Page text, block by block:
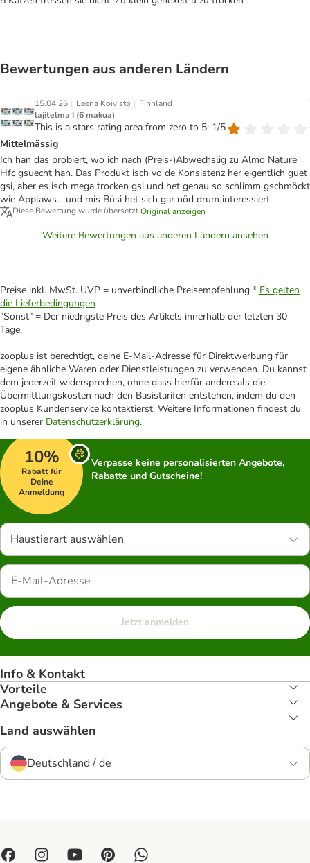
Bewertungen aus anderen Ländern
15.04.26 | Leena Koivisto | Finnland
lajitelma I (6 makua)
This is a stars rating area from zero to 5: 1/5
Mittelmässig
Ich han das probiert, wo ich nach (Preis-)Abwechslig zu Almo Nature
Hfc gsuecht han. Das Produkt isch vo de Konsistenz her eigentlich guet
gsi, aber es isch mega trocken gsi und het genau so schlimm gschmöckt
wie Applaws... und mis Büsi het sich gar nöd drum interessiert.
Diese Bewertung wurde übersetzt.Original anzeigen
Weitere Bewertungen aus anderen Ländern ansehen
Preise inkl. MwSt. UVP = unverbindliche Preisempfehlung * Es gelten
die Lieferbedingungen
"Sonst" = Der niedrigste Preis des Artikels innerhalb der letzten 30
Tage.
zooplus ist berechtigt, deine E-Mail-Adresse für Direktwerbung für
eigene ähnliche Waren oder Dienstleistungen zu verwenden. Du kannst
dem jederzeit widersprechen, ohne dass hierfür andere als die
Übermittlungskosten nach den Basistarifen entstehen, indem du den
zooplus Kundenservice kontaktierst. Weitere Informationen findest du
in unserer Datenschutzerklärung.
10%
Rabatt für
Deine
Anmeldung
Verpasse keine personalisierten Angebote,
Rabatte und Gutscheine!
Haustierart auswählen
Jetzt anmelden
Info & Kontakt
Vorteile
Angebote & Services
Land auswählen
Deutschland / de